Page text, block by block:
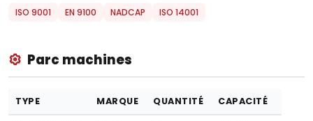
ISO 9001 EN 9100 NADCAP ISO 14001
Parc machines
TYPE MARQUE QUANTITÉ CAPACITÉ